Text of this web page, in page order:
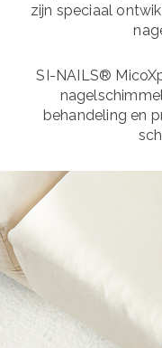
zijn speciaal
SI-NAILS®
behandeling en